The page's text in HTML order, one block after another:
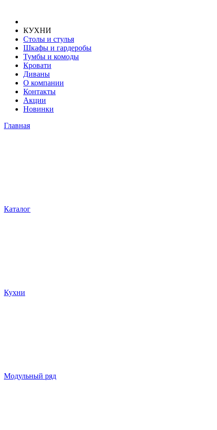
КУХНИ
Столы и стулья
Шкафы и гардеробы
Тумбы и комоды
Кровати
Диваны
О компании
Контакты
Акции
Новинки
Главная
Каталог
Кухни
Модульный ряд